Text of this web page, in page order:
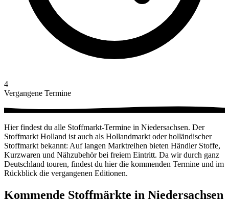
4
Vergangene Termine
Hier findest du alle Stoffmarkt-Termine in Niedersachsen. Der
Stoffmarkt Holland ist auch als Hollandmarkt oder holländischer
Stoffmarkt bekannt: Auf langen Marktreihen bieten Händler Stoffe,
Kurzwaren und Nähzubehör bei freiem Eintritt. Da wir durch ganz
Deutschland touren, findest du hier die kommenden Termine und im
Rückblick die vergangenen Editionen.
Kommende Stoffmärkte in Niedersachsen